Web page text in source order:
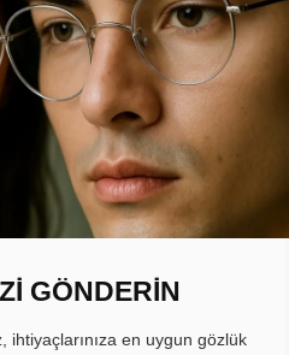
GÖNDERİN
ihtiyaçlarınıza en uygun gözlük